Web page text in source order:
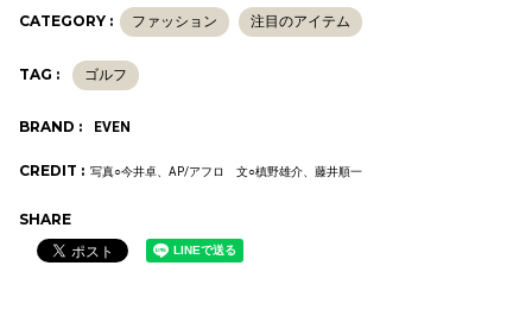
CATEGORY : ファッション 注目のアイテム
TAG : ゴルフ
BRAND : EVEN
CREDIT : 写真○今井卓、AP/アフロ 文○槙野雄介、藤井順一
SHARE